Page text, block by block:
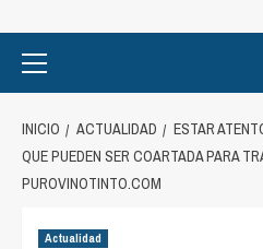
Menu
INICIO ACTUALIDAD
ESTAR
QUE PUEDEN SER COARTADA PARA
PUROVINOTINTO.COM
Actualidad